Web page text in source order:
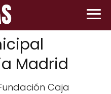
Madrid
Caja